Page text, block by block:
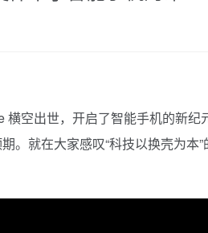
空出世，开启了智能手机的新
。就在大家感叹“科技以换壳为本